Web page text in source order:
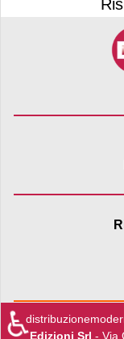
Edizioni Srl - Via